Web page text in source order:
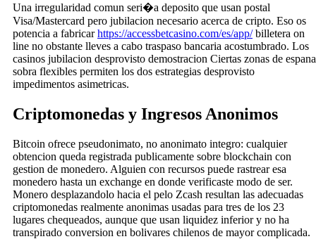
Una irregularidad comun seri�a deposito que usan postal
Visa/Mastercard pero jubilacion necesario acerca de cripto. Eso os
potencia a fabricarhttps://accessbetcasino.com/es/app/billetera on
line no obstante lleves a cabo traspaso bancaria acostumbrado. Los
casinos jubilacion desprovisto demostracion Ciertas zonas de espana
sobra flexibles permiten los dos estrategias desprovisto
impedimentos asimetricas.
Criptomonedas y Ingresos Anonimos
Bitcoin ofrece pseudonimato, no anonimato integro: cualquier
obtencion queda registrada publicamente sobre blockchain con
gestion de monedero. Alguien con recursos puede rastrear esa
monedero hasta un exchange en donde verificaste modo de ser.
Monero desplazandolo hacia el pelo Zcash resultan las adecuadas
criptomonedas realmente anonimas usadas para tres de los 23
lugares chequeados, aunque que usan liquidez inferior y no ha
transpirado conversion en bolivares chilenos de mayor complicada.